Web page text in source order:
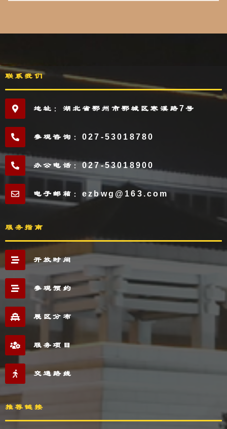
联系我们
地址：湖北省鄂州市鄂城区寒溪路7号
参观咨询：027-53018780
办公电话：027-53018900
电子邮箱：ezbwg@163.com
服务指南
开放时间
参观预约
展区分布
服务项目
交通路线
推荐链接